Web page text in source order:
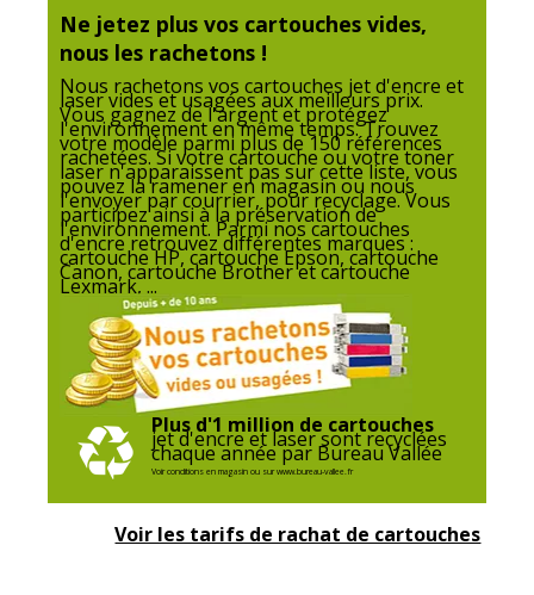
Données d'identification
Données d'identification
Code barre maitre 3701645515856
Marque SWITCH
Référence produit fabricant SUC2500XLM_R
Divers
Divers
Compatibilité
détaillée du
produit
Canon MAXIFY iB4050,iB4150
MB5050,MB5150,MB5155
MB5450,MB5455
Consommables
Pack de 1
Cartouches de
Canon 9266B001
Ne jetez plus vos cartouches vides,
nous les rachetons !
Nous rachetons vos cartouches jet d'encre et
laser vides et usagées aux meilleurs prix.
Vous gagnez de l'argent et protégez
l'environnement en même temps. Trouvez
votre modèle parmi plus de 150 références
rachetées. Si votre cartouche ou votre toner
laser n'apparaissent pas sur cette liste, vous
pouvez la ramener en magasin ou nous
l'envoyer par courrier, pour recyclage. Vous
participez ainsi à la préservation de
l'environnement. Parmi nos cartouches
d'encre retrouvez différentes marques :
cartouche HP, cartouche Epson, cartouche
Canon, cartouche Brother et cartouche
Lexmark, ...
Plus d'1 million de cartouches
jet d'encre et laser sont recyclées
chaque année par Bureau Vallée
Voir conditions en magasin ou sur www.bureau-vallee.fr
Voir les tarifs de rachat de cartouches